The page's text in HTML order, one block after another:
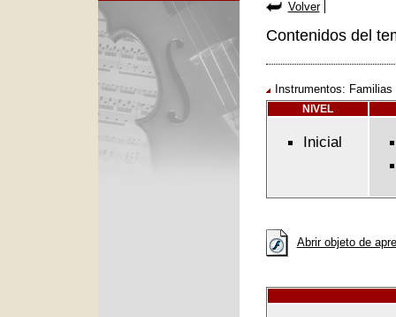
Volver
Contenidos del
Instrumentos:
NIVEL
Inicial
Abrir objeto de